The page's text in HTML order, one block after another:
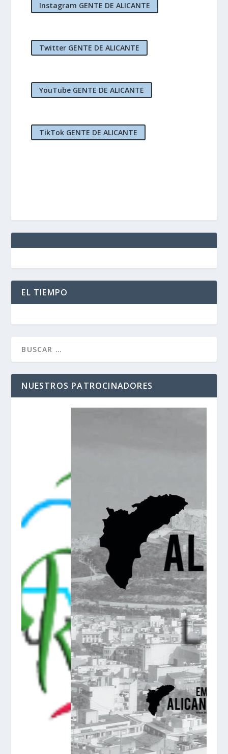
Instagram GENTE DE ALICANTE
Twitter GENTE DE ALICANTE
YouTube GENTE DE ALICANTE
TikTok GENTE DE ALICANTE
EL TIEMPO
NUESTROS PATROCINADORES